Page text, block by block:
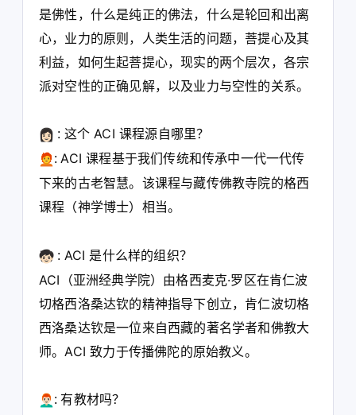
是佛性，什么是纯正的佛法，什么是轮回和出离
心，业力的原则，人类生活的问题，菩提心及其
利益，如何生起菩提心，现实的两个层次，各宗
派对空性的正确见解，以及业力与空性的关系。
: 这个 ACI 课程源自哪里？
: ACI 课程基于我们传统和传承中一代一代传
下来的古老智慧。该课程与藏传佛教寺院的格西
课程（神学博士）相当。
: ACI 是什么样的组织？
ACI（亚洲经典学院）由格西麦克·罗区在肯仁波
切格西洛桑达钦的精神指导下创立，肯仁波切格
西洛桑达钦是一位来自西藏的著名学者和佛教大
师。ACI 致力于传播佛陀的原始教义。
:有教材吗？